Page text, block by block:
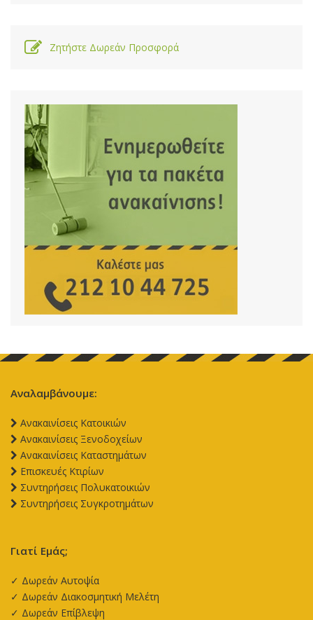
Ζητήστε Δωρεάν Προσφορά
Αναλαμβάνουμε:
Aνακαινίσεις Κατοικιών
Aνακαινίσεις Ξενοδοχείων
Aνακαινίσεις Καταστημάτων
Επισκευές Κτιρίων
Συντηρήσεις Πολυκατοικιών
Συντηρήσεις Συγκροτημάτων
Γιατί Εμάς;
✓ Δωρεάν Αυτοψία
✓ Δωρεάν Διακοσμητική Μελέτη
✓ Δωρεάν Επίβλεψη